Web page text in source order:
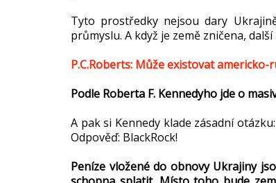
Tyto prostředky nejsou dary
průmyslu. A když je země zničena,
P.C.Roberts: Může existovat americko-
Podle Roberta F. Kennedyho jde o
A pak si Kennedy klade zásadní
Odpověď: BlackRock!
Peníze vložené do obnovy Ukrajiny